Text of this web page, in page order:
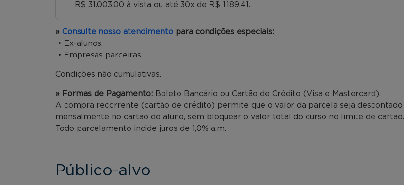
R$ 31.003,00 à vista ou até 30x de R$ 1.189,41.
» Consulte nosso atendimento para condições especiais:
• Ex-alunos.
• Empresas parceiras.
Condições não cumulativas.
» Formas de Pagamento: Boleto Bancário ou Cartão de Crédito (Visa e Mastercard).
A compra recorrente (cartão de crédito) permite que o valor da parcela seja descontado
mensalmente no cartão do aluno, sem bloquear o valor total do curso no limite de cartão.
Todo parcelamento incide juros de 1,0% a.m.
Público-alvo